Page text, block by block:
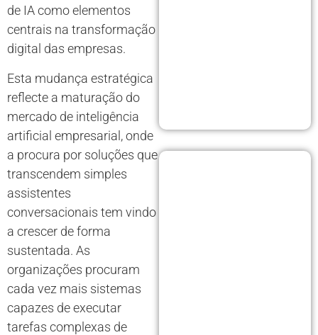
de IA como elementos
centrais na transformação
digital das empresas.
Esta mudança estratégica
reflecte a maturação do
mercado de inteligência
artificial empresarial, onde
a procura por soluções que
transcendem simples
assistentes
conversacionais tem vindo
a crescer de forma
sustentada. As
organizações procuram
cada vez mais sistemas
capazes de executar
tarefas complexas de